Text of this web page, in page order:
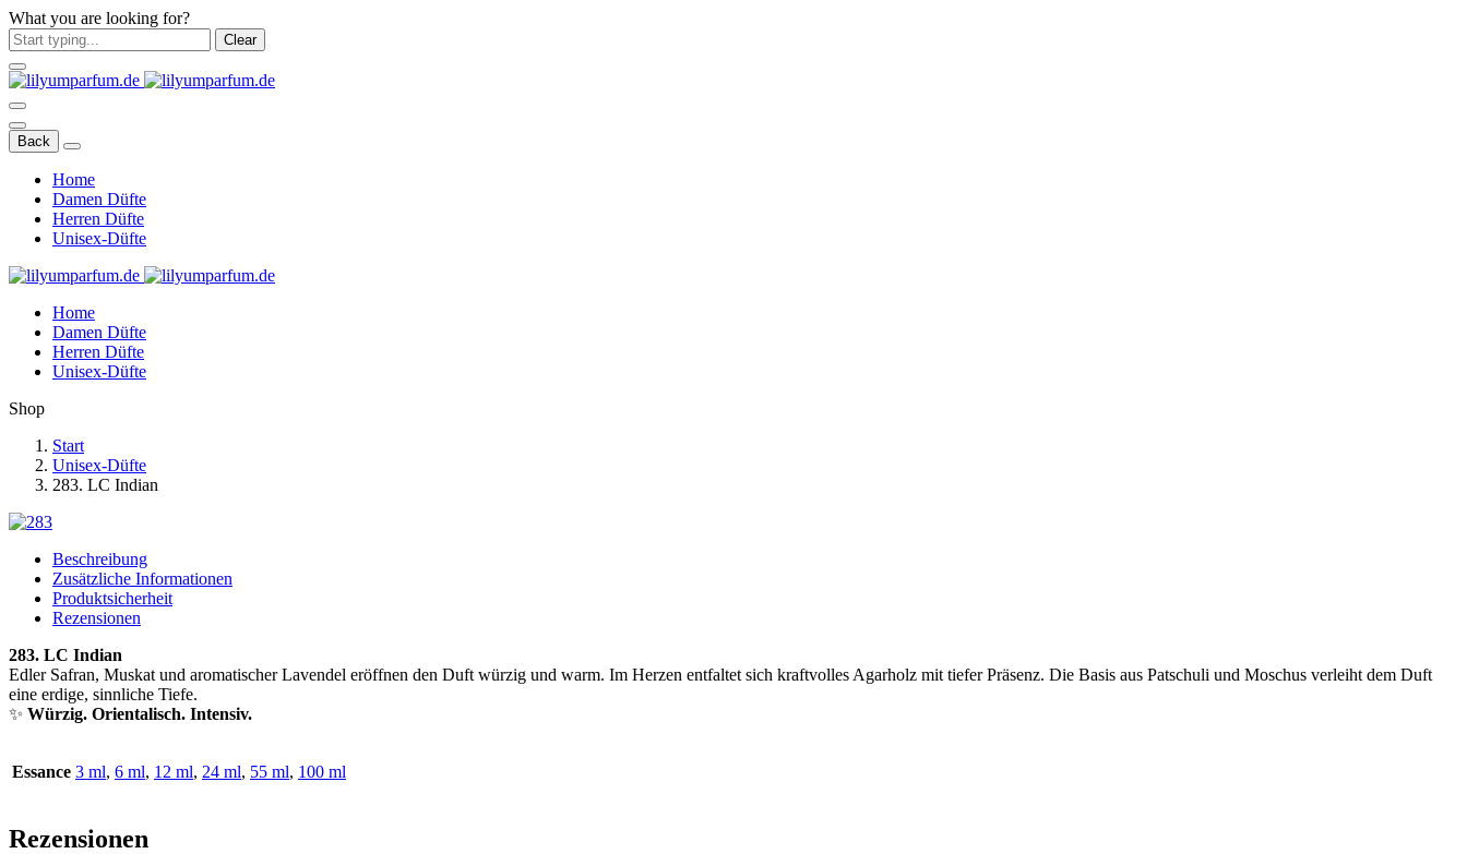
What you are looking for?
Clear
Back
Home
Damen Düfte
Herren Düfte
Unisex-Düfte
Home
Damen Düfte
Herren Düfte
Unisex-Düfte
Shop
Start
Unisex-Düfte
283. LC Indian
Beschreibung
Zusätzliche Informationen
Produktsicherheit
Rezensionen
283. LC Indian
Edler Safran, Muskat und aromatischer Lavendel eröffnen den Duft würzig und warm. Im Herzen entfaltet sich kraftvolles Agarholz mit tiefer Präsenz. Die Basis aus Patschuli und Moschus verleiht dem Duft
eine erdige, sinnliche Tiefe.
✨ Würzig. Orientalisch. Intensiv.
Essance 3 ml, 6 ml, 12 ml, 24 ml, 55 ml, 100 ml
Rezensionen